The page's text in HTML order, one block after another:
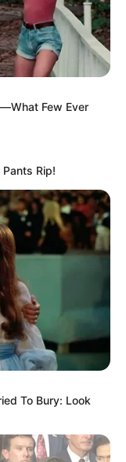
Few Ever
Rip!
To Bury: Look